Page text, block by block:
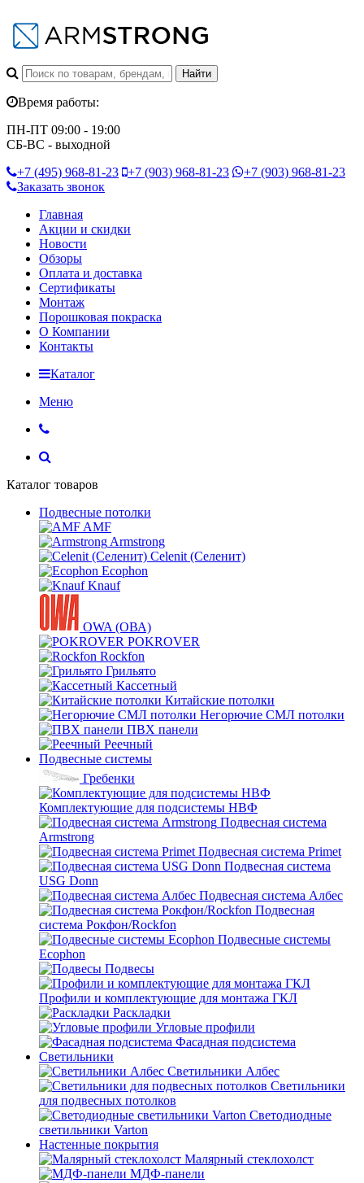
Время работы:
ПН-ПТ 09:00 - 19:00
СБ-ВС - выходной
+7 (495) 968-81-23 +7 (903) 968-81-23 +7 (903) 968-81-23
Заказать звонок
Главная
Акции и скидки
Новости
Обзоры
Оплата и доставка
Сертификаты
Монтаж
Порошковая покраска
О Компании
Контакты
Каталог
Меню
Каталог товаров
Подвесные потолки
AMF
Armstrong
Celenit (Селенит)
Ecophon
Knauf
OWA (ОВА)
POKROVER
Rockfon
Грильято
Кассетный
Китайские потолки
Негорючие СМЛ потолки
ПВХ панели
Реечный
Подвесные системы
Гребенки
Комплектующие для подсистемы НВФ
Подвесная система
Armstrong
Подвесная система Primet
Подвесная система
USG Donn
Подвесная система Албес
Подвесная
система Рокфон/Rockfon
Подвесные системы
Ecophon
Подвесы
Профили и комплектующие для монтажа ГКЛ
Раскладки
Угловые профили
Фасадная подсистема
Светильники
Светильники Албес
Светильники
для подвесных потолков
Светодиодные
светильники Varton
Настенные покрытия
Малярный стеклохолст
МДФ-панели